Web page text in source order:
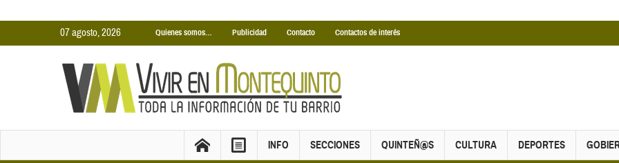
07 agosto, 2026 Quienes somos… Publicidad Contacto Contactos de interés
INFO SECCIONES QUINTEÑ@S CULTURA DEPORTES